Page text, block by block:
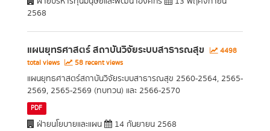
2568
แผนยุทธศาสตร์ สถาบันวิจัยระบบสาธารณสุข
4498
total views
58 recent views
แผนยุทธศาสตร์สถาบันวิจัยระบบสาธารณสุข 2560-2564, 2565-
2569, 2565-2569 (ทบทวน) และ 2566-2570
PDF
ฝ่ายนโยบายและแผน 14 กันยายน 2568